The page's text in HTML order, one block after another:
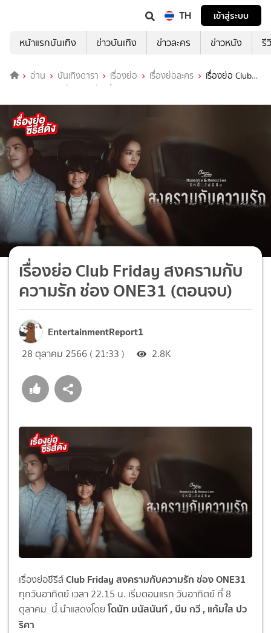
TH
เข้าสู่ระบบ
หน้าแรกบันเทิง
ข่าวบันเทิง ข่าวละคร ข่าวหนัง รี
อ่าน บันเทิงดารา เรื่องย่อ เรื่องย่อละคร
เรื่องย่อ Club
Friday สงครามกับความรัก ช่อง ONE31 (ตอนจบ)
เรื่องย่อ Club Friday สงครามกับ
ความรัก ช่อง ONE31 (ตอนจบ)
EntertainmentReport1
28 ตุลาคม 2566 ( 21:33 ) 2.8K
เรื่องย่อซีรีส์Club Friday สงครามกับความรัก ช่อง ONE31
ทุกวันอาทิตย์ เวลา 22.15 น. เริ่มตอนแรก วันอาทิตย์ ที่ 8
ตุลาคม นี้ นำแสดงโดย โดนัท มนัสนันท์,บีม กวี,แก้มใส ปว
ริศา